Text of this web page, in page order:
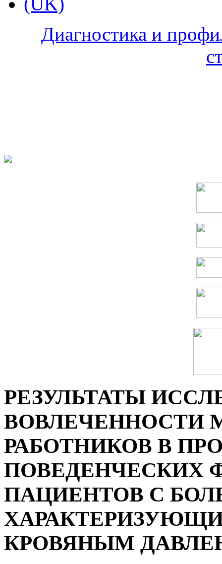
Диагностика и
РЕЗУЛЬТАТЫ
ВОВЛЕЧЕННОСТИ
РАБОТНИКОВ В
ПОВЕДЕНЧЕСКИХ
ПАЦИЕНТОВ С
КРОВЯНЫМ